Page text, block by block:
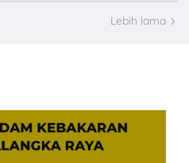
Lebih lama